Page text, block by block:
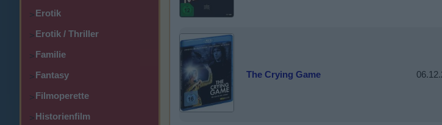
>Erotik
>Erotik / Thriller
>Familie
>Fantasy
>Filmoperette
>Historienfilm
The Crying Game